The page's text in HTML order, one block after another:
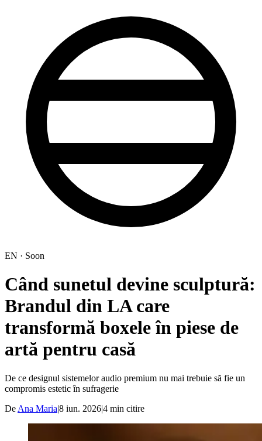
EN · Soon
Când sunetul devine sculptură:
Brandul din LA care
transformă boxele în piese de
artă pentru casă
De ce designul sistemelor audio premium nu mai trebuie să fie un
compromis estetic în sufragerie
De Ana Maria|8 iun. 2026|4 min citire